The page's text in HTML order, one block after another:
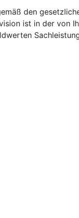
den
ist in der von